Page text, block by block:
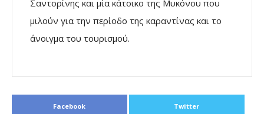
Σαντορίνης και μία κάτοικο της Μυκόνου που
μιλούν για την περίοδο της καραντίνας και το
άνοιγμα του τουρισμού.
Facebook Twitter